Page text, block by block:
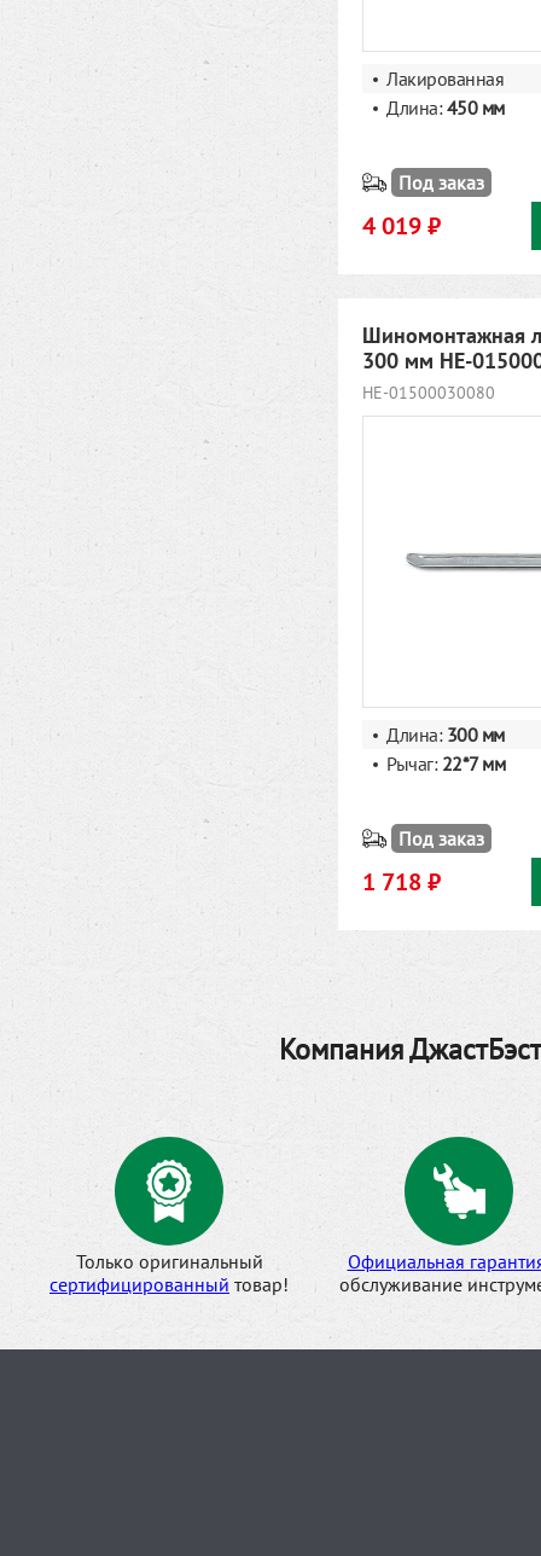
Лакированная
Длина:450 мм
Под заказ
4 019 ₽
Шиномонтажная
300 мм HE-
HE-01500030080
Длина: 300 мм
Рычаг: 22*7 мм
Под заказ
1 718 ₽
Компания
Только оригинальный
сертифицированный товар!
Официальная
обслуживание